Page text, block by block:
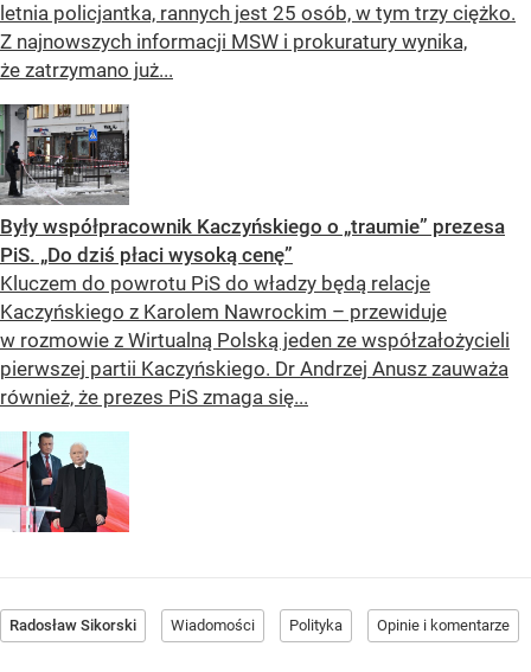
letnia policjantka, rannych jest 25 osób, w tym trzy ciężko.
Z najnowszych informacji MSW i prokuratury wynika,
że zatrzymano już...
Były współpracownik Kaczyńskiego o „traumie” prezesa
PiS. „Do dziś płaci wysoką cenę”
Kluczem do powrotu PiS do władzy będą relacje
Kaczyńskiego z Karolem Nawrockim – przewiduje
w rozmowie z Wirtualną Polską jeden ze współzałożycieli
pierwszej partii Kaczyńskiego. Dr Andrzej Anusz zauważa
również, że prezes PiS zmaga się...
Radosław Sikorski Wiadomości Polityka Opinie i komentarze